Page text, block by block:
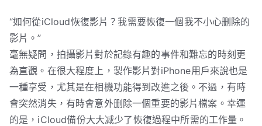
“如何從iCloud恢復影片？我需要恢復一個我不小心删除的
影片。”
毫無疑問，拍攝影片對於記錄有趣的事件和難忘的時刻更
為直觀。在很大程度上，製作影片對iPhone用戶來說也是
一種享受，尤其是在相機功能得到改進之後。不過，有時
會突然消失，有時會意外删除一個重要的影片檔案。幸運
的是，iCloud備份大大减少了恢復過程中所需的工作量。